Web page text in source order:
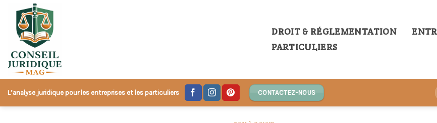
content
DROIT & RÉGLEMENTATION
PARTICULIERS
L’analyse juridique pour les entreprises et les particuliers CONTACTEZ-NOUS